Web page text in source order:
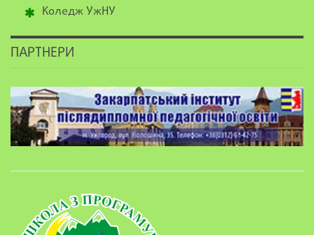
Коледж УжНУ
ПАРТНЕРИ